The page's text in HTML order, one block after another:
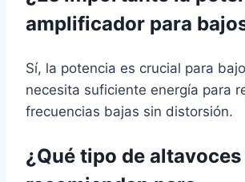
amplificador para
Sí, la potencia es crucial para
necesita suficiente energía para
frecuencias bajas sin distorsión.
¿Qué tipo de altavoces